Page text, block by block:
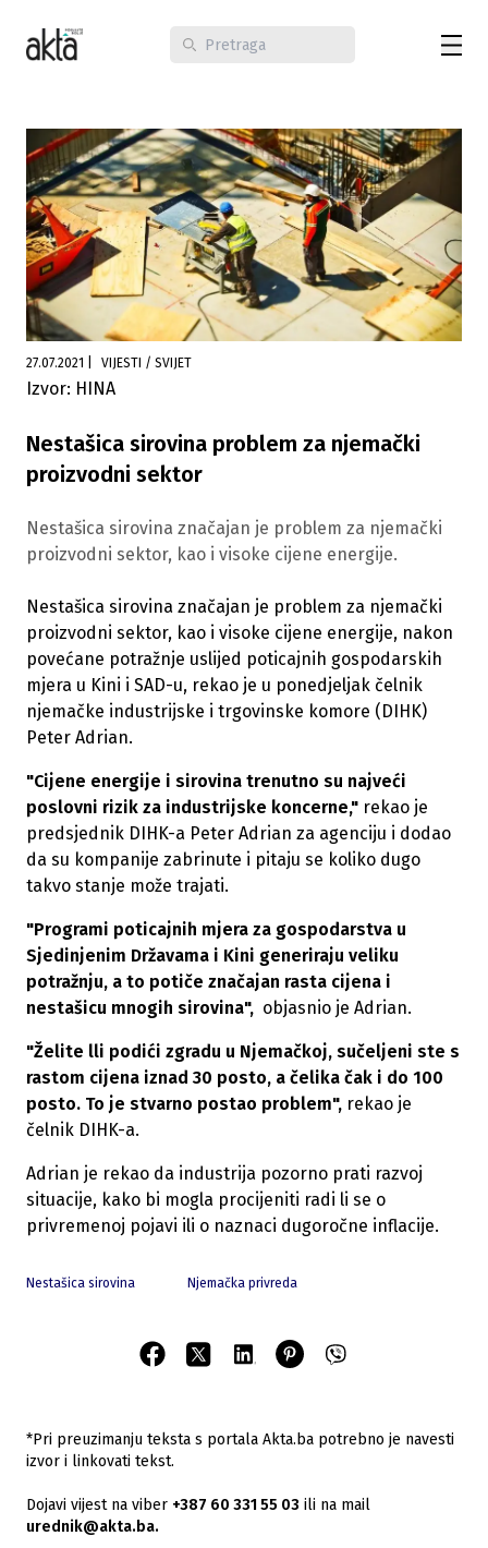
27.07.2021 VIJESTI / SVIJET
Izvor: HINA
Nestašica sirovina problem za njemački
proizvodni sektor
Nestašica sirovina značajan je problem za njemački
proizvodni sektor, kao i visoke cijene energije.
Nestašica sirovina značajan je problem za njemački
proizvodni sektor, kao i visoke cijene energije, nakon
povećane potražnje uslijed poticajnih gospodarskih
mjera u Kini i SAD-u, rekao je u ponedjeljak čelnik
njemačke industrijske i trgovinske komore (DIHK)
Peter Adrian.
"Cijene energije i sirovina trenutno su najveći
poslovni rizik za industrijske koncerne," rekao je
predsjednik DIHK-a Peter Adrian za agenciju i dodao
da su kompanije zabrinute i pitaju se koliko dugo
takvo stanje može trajati.
"Programi poticajnih mjera za gospodarstva u
Sjedinjenim Državama i Kini generiraju veliku
potražnju, a to potiče značajan rasta cijena i
nestašicu mnogih sirovina", objasnio je Adrian.
"Želite lli podići zgradu u Njemačkoj, sučeljeni ste s
rastom cijena iznad 30 posto, a čelika čak i do 100
posto. To je stvarno postao problem", rekao je
čelnik DIHK-a.
Adrian je rekao da industrija pozorno prati razvoj
situacije, kako bi mogla procijeniti radi li se o
privremenoj pojavi ili o naznaci dugoročne inflacije.
Nestašica sirovina Njemačka privreda
*Pri preuzimanju teksta s portala Akta.ba potrebno je navesti
izvor i linkovati tekst.
Dojavi vijest na viber +387 60 331 55 03 ili na mail
urednik@akta.ba.